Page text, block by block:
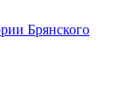
Брянского